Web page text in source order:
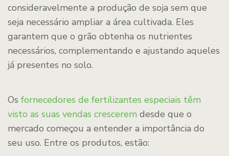
consideravelmente a produção de soja sem que
seja necessário ampliar a área cultivada. Eles
garantem que o grão obtenha os nutrientes
necessários, complementando e ajustando aqueles
já presentes no solo.
Os fornecedores de fertilizantes especiais têm
visto as suas vendas crescerem desde que o
mercado começou a entender a importância do
seu uso. Entre os produtos, estão: